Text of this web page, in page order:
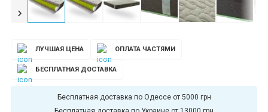
ЛУЧШАЯ ЦЕНА ОПЛАТА ЧАСТЯМИ
БЕСПЛАТНАЯ ДОСТАВКА